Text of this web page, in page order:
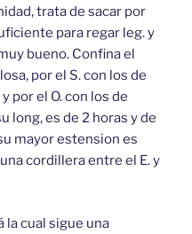
trata de sacar por
para regar leg. y
bueno. Confina el
por el S. con los de
por el O. con los de
long, es de 2 horas y de
mayor estension es
cordillera entre el E. y
la cual sigue una